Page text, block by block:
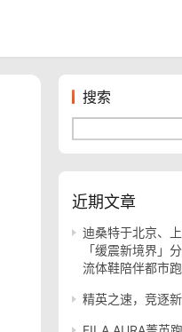
搜索
近期文章
迪桑特于北京、
「缓震新境界」
流体鞋陪伴都市
精英之速，竞逐